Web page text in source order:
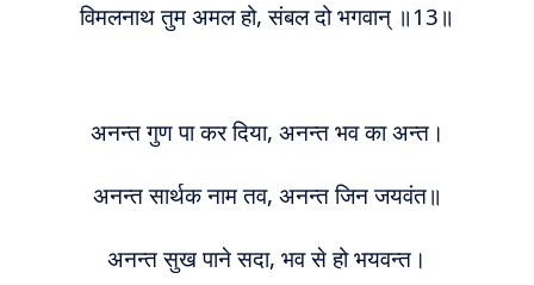
विमलनाथ तुम अमल हो, संबल दो भगवान्‌ ॥13॥
अनन्त गुण पा कर दिया, अनन्त भव का अन्त।
अनन्त सार्थक नाम तव, अनन्त जिन जयवंत॥
अनन्त सुख पाने सदा, भव से हो भयवन्त।